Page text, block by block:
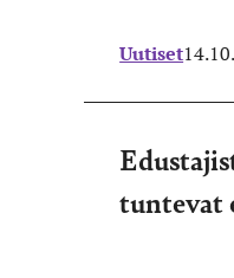
Uutiset
tuntevat